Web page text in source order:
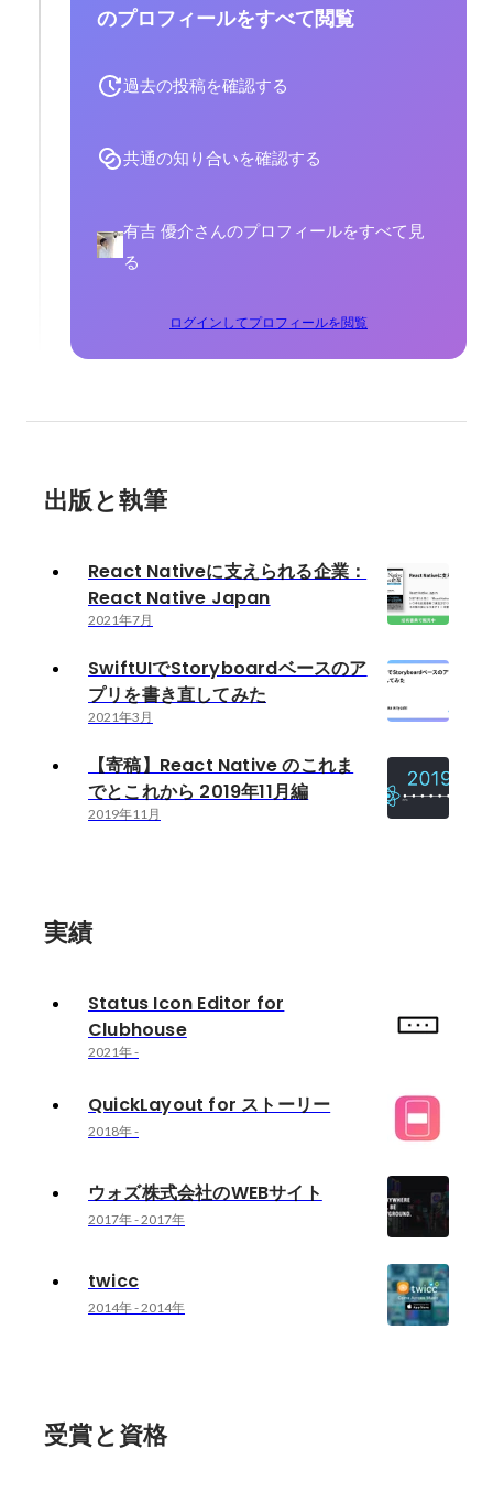
のプロフィールをすべて閲覧
過去の投稿を確認する
共通の知り合いを確認する
有吉 優介さんのプロフィールをすべて見
る
ログインしてプロフィールを閲覧
出版と執筆
React Nativeに支えられる企業：
React Native Japan
2021年7月
SwiftUIでStoryboardベースのア
プリを書き直してみた
2021年3月
【寄稿】React Native のこれま
でとこれから 2019年11月編
2019年11月
実績
Status Icon Editor for
Clubhouse
2021年-
QuickLayout for ストーリー
2018年-
ウォズ株式会社のWEBサイト
2017年-2017年
twicc
2014年-2014年
受賞と資格